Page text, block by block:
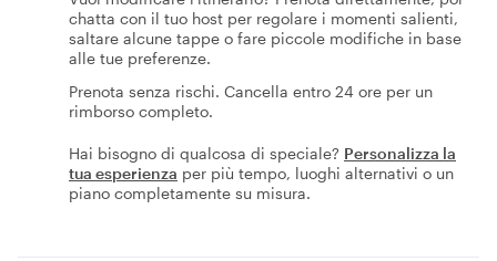
chatta con il tuo host per regolare i momenti salienti,
saltare alcune tappe o fare piccole modifiche in base
alle tue preferenze.
Prenota senza rischi. Cancella entro 24 ore per un
rimborso completo.
Hai bisogno di qualcosa di speciale? Personalizza la
tua esperienza per più tempo, luoghi alternativi o un
piano completamente su misura.